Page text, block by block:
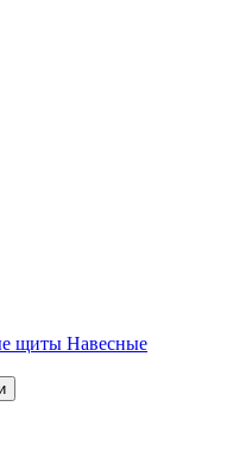
щиты Навесные